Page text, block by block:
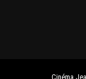
Cinéma